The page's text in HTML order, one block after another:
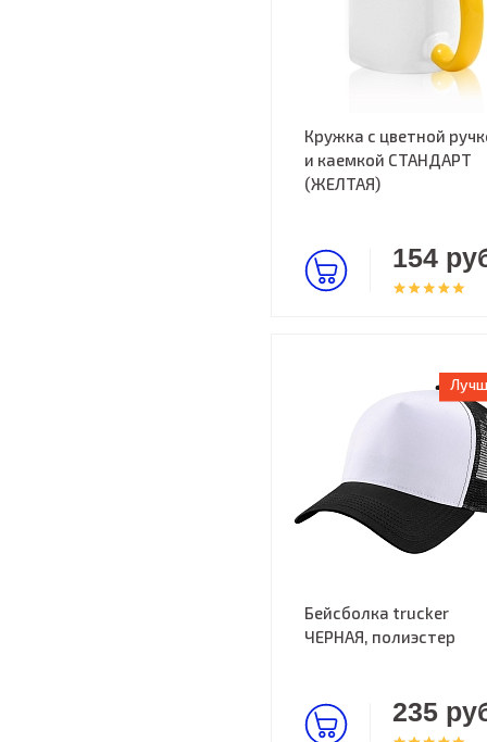
Кружка с цветной
и каемкой СТАНДАРТ
(ЖЕЛТАЯ)
154
Бейсболка trucker
ЧЕРНАЯ, полиэстер
235